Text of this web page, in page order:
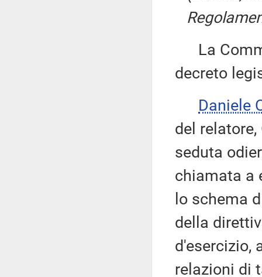
La
decreto
Daniele
del
seduta
chiamata a
lo schema
della
d'esercizio,
relazioni di